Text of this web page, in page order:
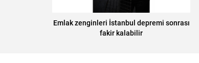
Emlak zenginleri İstanbul depremi sonrası
fakir kalabilir